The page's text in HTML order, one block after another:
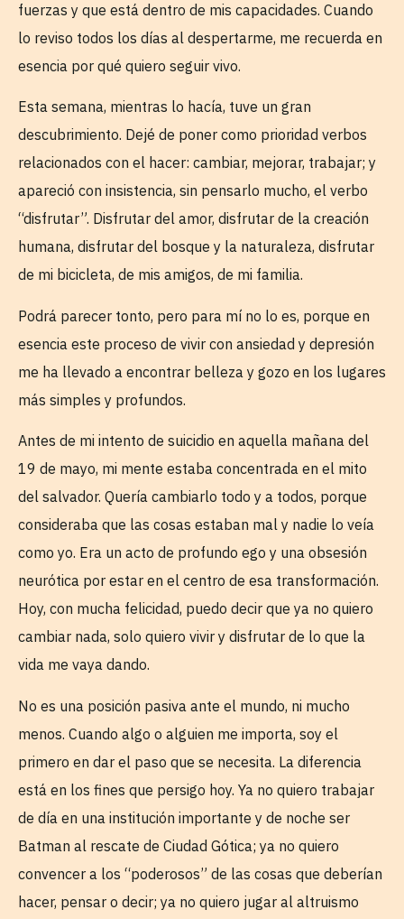
fuerzas y que está dentro de mis capacidades. Cuando
lo reviso todos los días al despertarme, me recuerda en
esencia por qué quiero seguir vivo.
Esta semana, mientras lo hacía, tuve un gran
descubrimiento. Dejé de poner como prioridad verbos
relacionados con el hacer: cambiar, mejorar, trabajar; y
apareció con insistencia, sin pensarlo mucho, el verbo
“disfrutar”. Disfrutar del amor, disfrutar de la creación
humana, disfrutar del bosque y la naturaleza, disfrutar
de mi bicicleta, de mis amigos, de mi familia.
Podrá parecer tonto, pero para mí no lo es, porque en
esencia este proceso de vivir con ansiedad y depresión
me ha llevado a encontrar belleza y gozo en los lugares
más simples y profundos.
Antes de mi intento de suicidio en aquella mañana del
19 de mayo, mi mente estaba concentrada en el mito
del salvador. Quería cambiarlo todo y a todos, porque
consideraba que las cosas estaban mal y nadie lo veía
como yo. Era un acto de profundo ego y una obsesión
neurótica por estar en el centro de esa transformación.
Hoy, con mucha felicidad, puedo decir que ya no quiero
cambiar nada, solo quiero vivir y disfrutar de lo que la
vida me vaya dando.
No es una posición pasiva ante el mundo, ni mucho
menos. Cuando algo o alguien me importa, soy el
primero en dar el paso que se necesita. La diferencia
está en los fines que persigo hoy. Ya no quiero trabajar
de día en una institución importante y de noche ser
Batman al rescate de Ciudad Gótica; ya no quiero
convencer a los “poderosos” de las cosas que deberían
hacer, pensar o decir; ya no quiero jugar al altruismo